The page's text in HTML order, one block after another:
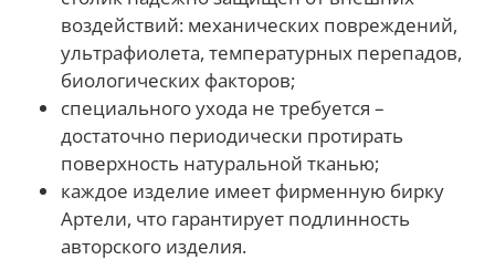
воздействий: механических повреждений,
ультрафиолета, температурных перепадов,
биологических факторов;
специального ухода не требуется –
достаточно периодически протирать
поверхность натуральной тканью;
каждое изделие имеет фирменную бирку
Артели, что гарантирует подлинность
авторского изделия.